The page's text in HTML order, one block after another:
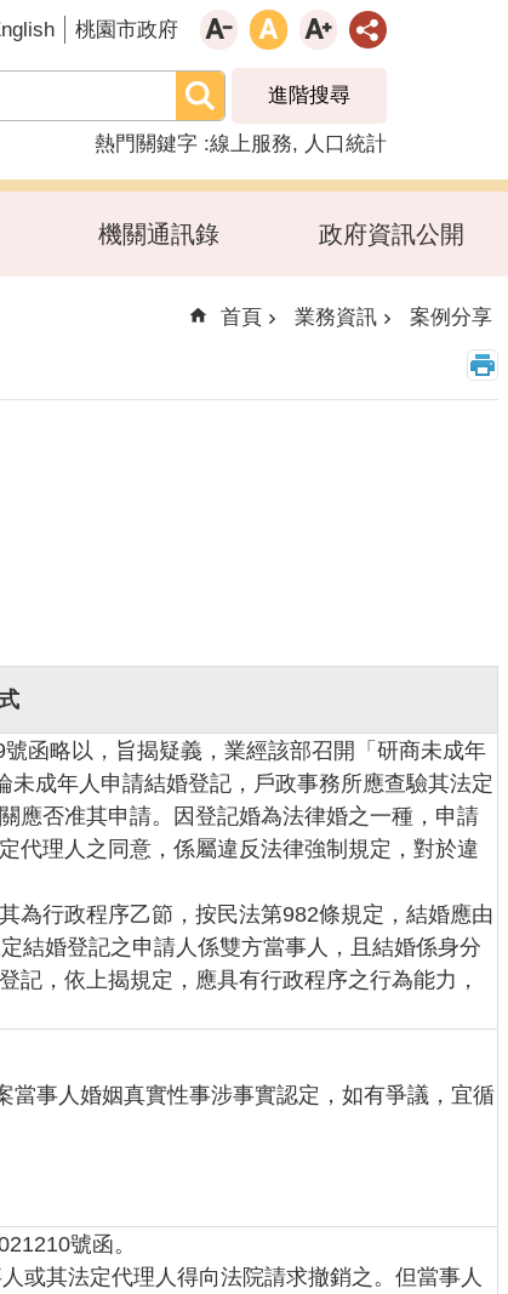
桃園市政府
進階搜尋
熱門關鍵字 線上服務 人口統計
機關通訊錄 政府資訊公開
首頁 業務資訊 案例分享
函略以，旨揭疑義，業經該部召開「研商未成年
成年人申請結婚登記，戶政事務所應查驗其法定
應否准其申請。因登記婚為法律婚之一種，申請
代理人之同意，係屬違反法律強制規定，對於違
為行政程序乙節，按民法第982條規定，結婚應由
結婚登記之申請人係雙方當事人，且結婚係身分
記，依上揭規定，應具有行政程序之行為能力，
事人婚姻真實性事涉事實認定，如有爭議，宜循
號函。
或其法定代理人得向法院請求撤銷之。但當事人